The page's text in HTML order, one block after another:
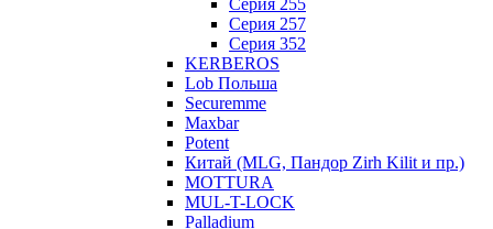
Серия 255
Серия 257
Серия 352
KERBEROS
Lob Польша
Securemme
Maxbar
Potent
Китай (MLG, Пандор Zirh Kilit и пр.)
MOTTURA
MUL-T-LOCK
Palladium